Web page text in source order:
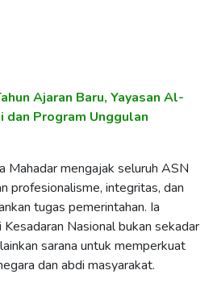
Ajaran Baru, Yayasan Al-
dan Program Unggulan
Mahadar mengajak seluruh ASN
profesionalisme, integritas, dan
tugas pemerintahan. Ia
Nasional bukan sekadar
sarana untuk memperkuat
dan abdi masyarakat.